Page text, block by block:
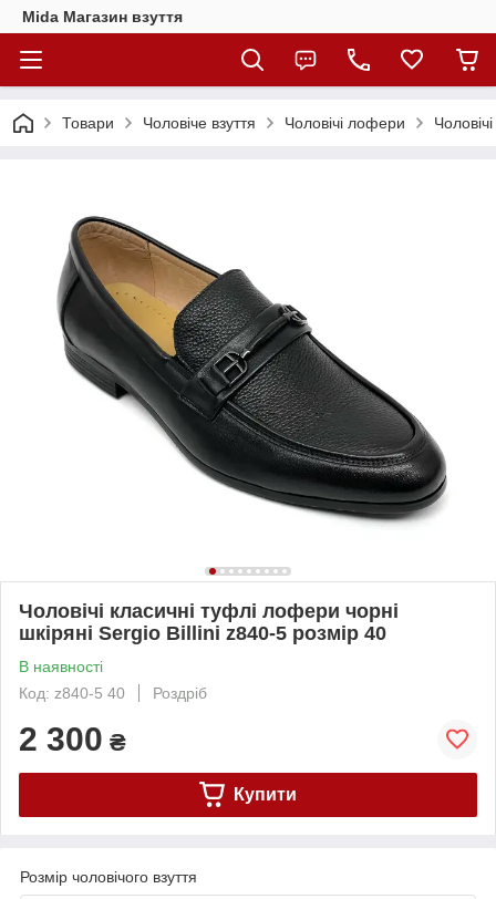
Mida Магазин взуття
Товари Чоловіче взуття Чоловічі лофери
Чоловічі класичні туфлі лофери чорні
шкіряні Sergio Billini z840-5 розмір 40
В наявності
Код: z840-5 40
Роздріб
2 300 ₴
Купити
Розмір чоловічого взуття